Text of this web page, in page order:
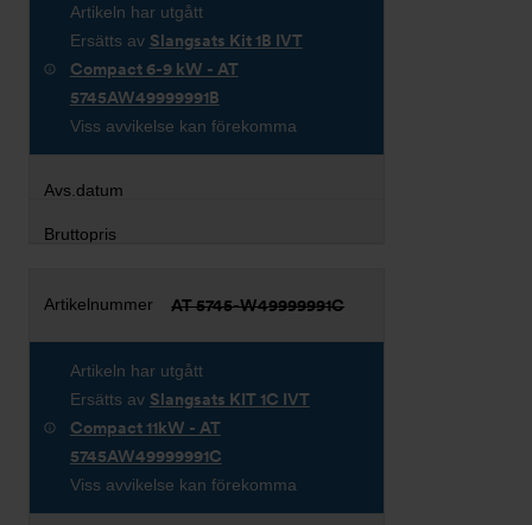
Artikeln har utgått
Ersätts av Slangsats Kit 1B IVT
Compact 6-9 kW - AT
5745AW49999991B
Viss avvikelse kan förekomma
AT 5745-W49999991C
Artikeln har utgått
Ersätts av Slangsats KIT 1C IVT
Compact 11kW - AT
5745AW49999991C
Viss avvikelse kan förekomma